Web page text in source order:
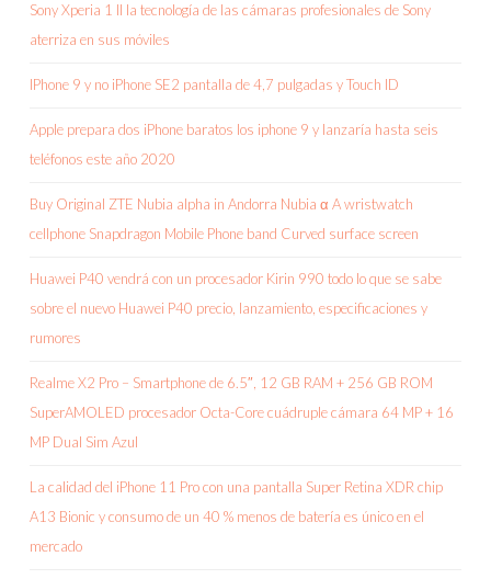
Sony Xperia 1 II la tecnología de las cámaras profesionales de Sony
aterriza en sus móviles
IPhone 9 y no iPhone SE2 pantalla de 4,7 pulgadas y Touch ID
Apple prepara dos iPhone baratos los iphone 9 y lanzaría hasta seis
teléfonos este año 2020
Buy Original ZTE Nubia alpha in Andorra Nubia α A wristwatch
cellphone Snapdragon Mobile Phone band Curved surface screen
Huawei P40 vendrá con un procesador Kirin 990 todo lo que se sabe
sobre el nuevo Huawei P40 precio, lanzamiento, especificaciones y
rumores
Realme X2 Pro – Smartphone de 6.5″, 12 GB RAM + 256 GB ROM
SuperAMOLED procesador Octa-Core cuádruple cámara 64 MP + 16
MP Dual Sim Azul
La calidad del iPhone 11 Pro con una pantalla Super Retina XDR chip
A13 Bionic y consumo de un 40 % menos de batería es único en el
mercado